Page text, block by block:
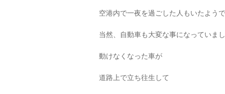
空港内で一夜を過ごした人もいたよう
当然、自動車も大変な事になっていま
動けなくなった車が
道路上で立ち往生して